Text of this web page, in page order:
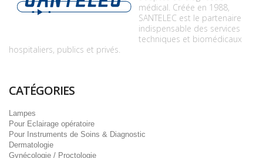
médical. Créée en 1988,
SANTELEC est le partenaire
indispensable des services
techniques et biomédicaux
hospitaliers, publics et privés.
CATÉGORIES
Lampes
Pour Eclairage opératoire
Pour Instruments de Soins & Diagnostic
Dermatologie
Gynécologie / Proctologie